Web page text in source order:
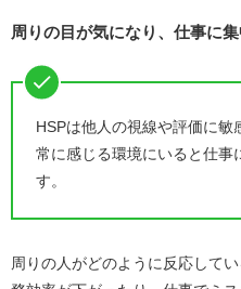
周りの目が気になり、仕事に
HSPは他人の視線や評価に
常に感じる環境にいると仕事
す。
周りの人がどのように反応して